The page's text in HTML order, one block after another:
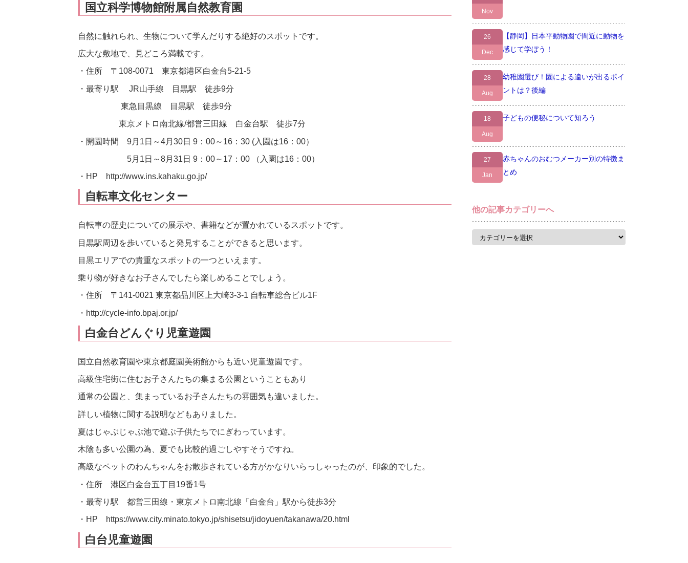
国立科学博物館附属自然教育園
自然に触れられ、生物について学んだりする絶好のスポットです。
広大な敷地で、見どころ満載です。
・住所 〒108-0071 東京都港区白金台5-21-5
・最寄り駅 JR山手線 目黒駅 徒歩9分
東急目黒線 目黒駅 徒歩9分
東京メトロ南北線/都営三田線 白金台駅 徒歩7分
・開園時間 9月1日～4月30日 9：00～16：30 (入園は16：00）
5月1日～8月31日 9：00～17：00 （入園は16：00）
・HP http://www.ins.kahaku.go.jp/
自転車文化センター
自転車の歴史についての展示や、書籍などが置かれているスポットです。
目黒駅周辺を歩いていると発見することができると思います。
目黒エリアでの貴重なスポットの一つといえます。
乗り物が好きなお子さんでしたら楽しめることでしょう。
・住所 〒141-0021 東京都品川区上大崎3-3-1 自転車総合ビル1F
・http://cycle-info.bpaj.or.jp/
白金台どんぐり児童遊園
国立自然教育園や東京都庭園美術館からも近い児童遊園です。
高級住宅街に住むお子さんたちの集まる公園ということもあり
通常の公園と、集まっているお子さんたちの雰囲気も違いました。
詳しい植物に関する説明などもありました。
夏はじゃぶじゃぶ池で遊ぶ子供たちでにぎわっています。
木陰も多い公園の為、夏でも比較的過ごしやすそうですね。
高級なペットのわんちゃんをお散歩されている方がかなりいらっしゃったのが、印象的でした。
・住所 港区白金台五丁目19番1号
・最寄り駅 都営三田線・東京メトロ南北線「白金台」駅から徒歩3分
・HP https://www.city.minato.tokyo.jp/shisetsu/jidoyuen/takanawa/20.html
白台児童遊園
Nov
26
Dec
【静岡】日本平動物園で間近に動物を
感じて学ぼう！
28
Aug
幼稚園選び！園による違いが出るポイ
ントは？後編
18
Aug
子どもの便秘について知ろう
27
Jan
赤ちゃんのおむつメーカー別の特徴ま
とめ
他の記事カテゴリーへ
他